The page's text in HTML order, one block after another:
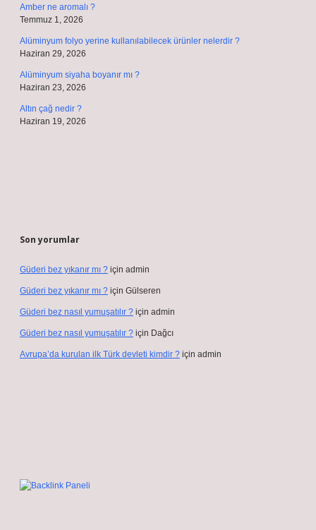
Amber ne aromalı ?
Temmuz 1, 2026
Alüminyum folyo yerine kullanılabilecek ürünler nelerdir ?
Haziran 29, 2026
Alüminyum siyaha boyanır mı ?
Haziran 23, 2026
Altın çağ nedir ?
Haziran 19, 2026
Son yorumlar
Güderi bez yıkanır mı ? için admin
Güderi bez yıkanır mı ? için Gülseren
Güderi bez nasıl yumuşatılır ? için admin
Güderi bez nasıl yumuşatılır ? için Dağcı
Avrupa’da kurulan ilk Türk devleti kimdir ? için admin